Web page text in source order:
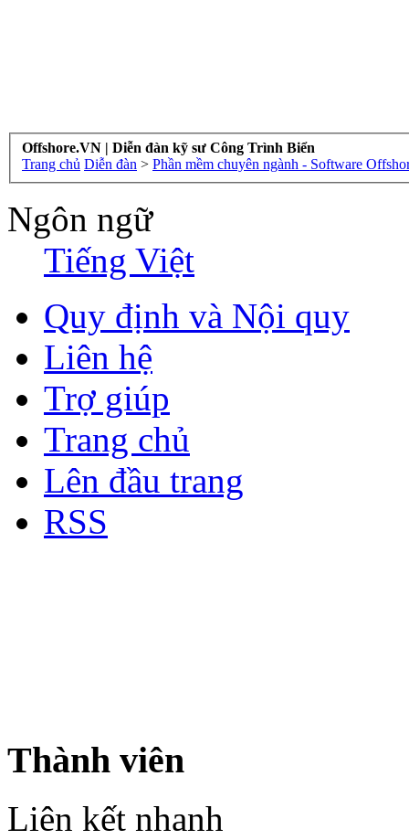
Offshore.VN | Diễn đàn kỹ sư Công Trình Biển
Trang chủ Diễn đàn > Phần mềm chuyên ngành - Software
Ngôn ngữ
Tiếng Việt
Quy định và Nội quy
Liên hệ
Trợ giúp
Trang chủ
Lên đầu trang
RSS
Thành viên
Liên kết nhanh